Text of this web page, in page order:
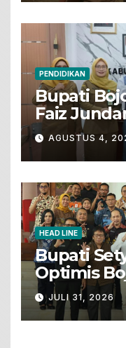
PENDIDIKAN
Bupati
Faiz
LKS
AGUSTUS 4,
HEAD LINE
Bupati
Optimis
Unesco
JULI 31, 2026